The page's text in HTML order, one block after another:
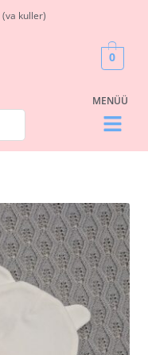
kuller)
0